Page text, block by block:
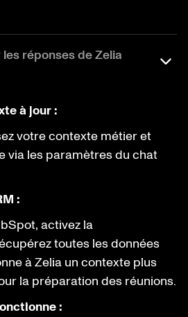
réponses de Zelia
à jour :
votre contexte métier et
via les paramètres du chat
:
activez la
toutes les données
à Zelia un contexte plus
la préparation des réunions.
: